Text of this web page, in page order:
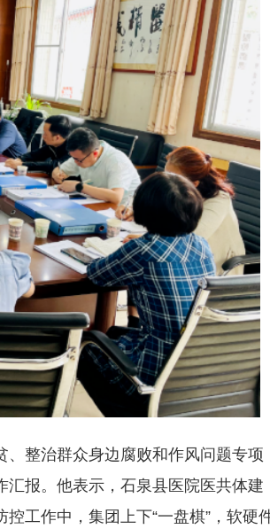
整治群众身边腐败和作风问题专项
报。他表示，石泉县医院医共体建
工作中，集团上下“一盘棋”，软硬